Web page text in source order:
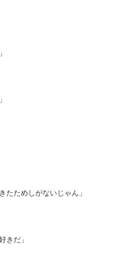
たためしがないじゃん」
きだ」